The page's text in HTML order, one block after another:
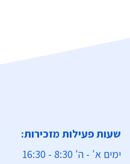
שעות פעילות מזכירות:
ימים א' - ה' 8:30 - 16:30